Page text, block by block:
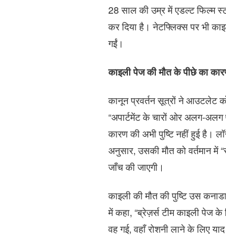
28 साल की उम्र में एडल्ट फिल्म
कर दिया है। नेटफ्लिक्स पर भी
गईं।
काइली पेज की मौत के पीछे का
कानून प्रवर्तन सूत्रों ने आउटलेट
“अपार्टमेंट के चारों ओर अलग-अलग
कारण की अभी पुष्टि नहीं हुई है।
अनुसार, उसकी मौत को वर्तमान में
जाँच की जाएगी।
काइली की मौत की पुष्टि उस
में कहा, “ब्रेज़र्स टीम काइली पेज
वह गई, वहाँ रोशनी लाने के लिए